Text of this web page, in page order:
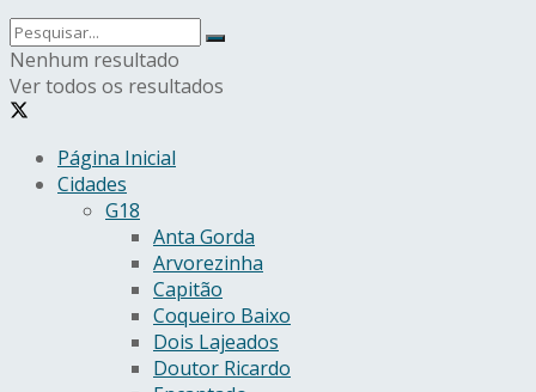
Nenhum resultado
Ver todos os resultados
Página Inicial
Cidades
G18
Anta Gorda
Arvorezinha
Capitão
Coqueiro Baixo
Dois Lajeados
Doutor Ricardo